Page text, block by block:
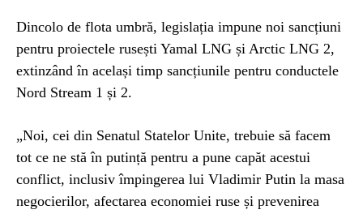
Dincolo de flota umbră, legislația impune noi sancțiuni
pentru proiectele rusești Yamal LNG și Arctic LNG 2,
extinzând în același timp sancțiunile pentru conductele
Nord Stream 1 și 2.
„Noi, cei din Senatul Statelor Unite, trebuie să facem
tot ce ne stă în putință pentru a pune capăt acestui
conflict, inclusiv împingerea lui Vladimir Putin la masa
negocierilor, afectarea economiei ruse și prevenirea